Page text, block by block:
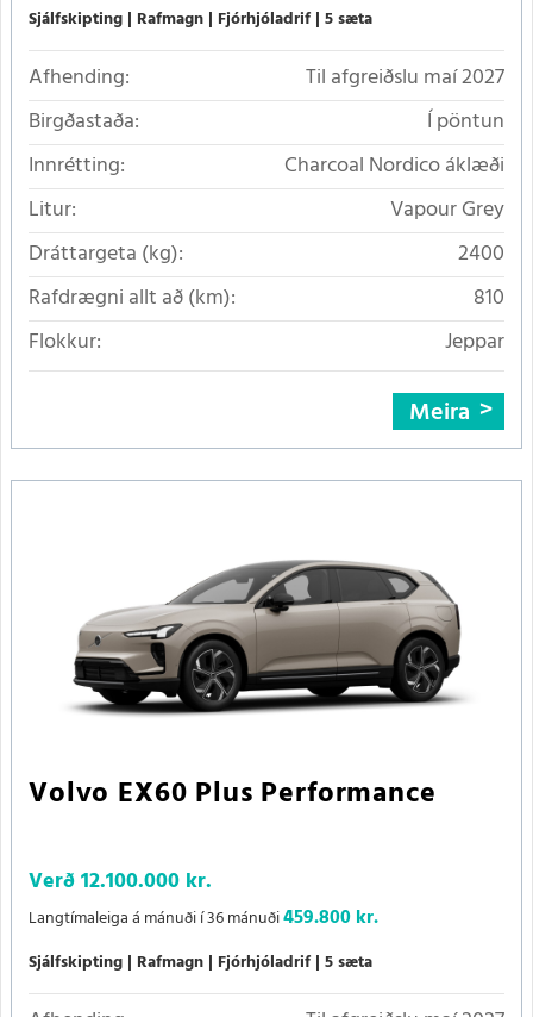
Sjálfskipting Rafmagn Fjórhjóladrif 5 sæta
Afhending:
Til afgreiðslu maí 2027
Birgðastaða:
Í pöntun
Innrétting:
Charcoal Nordico áklæði
Litur:
Vapour Grey
Dráttargeta (kg):
2400
Rafdrægni allt að (km):
810
Flokkur:
Jeppar
Meira
Volvo EX60 Plus Performance
Verð12.100.000 kr.
Langtímaleiga á mánuði í 36 mánuði459.800 kr.
Sjálfskipting Rafmagn Fjórhjóladrif 5 sæta